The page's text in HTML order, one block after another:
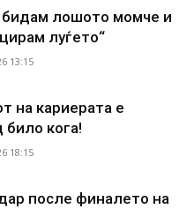
лошото момче и
луѓето“
13:15
на кариерата е
било кога!
18:15
после финалето на